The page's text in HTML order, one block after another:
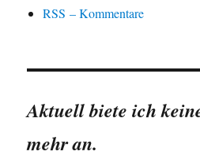
RSS – Kommentare
Aktuell biete ich
mehr an.